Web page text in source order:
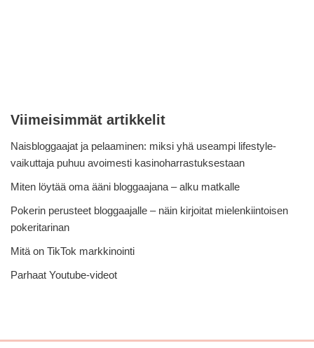
Viimeisimmät artikkelit
Naisbloggaajat ja pelaaminen: miksi yhä useampi lifestyle-
vaikuttaja puhuu avoimesti kasinoharrastuksestaan
Miten löytää oma ääni bloggaajana – alku matkalle
Pokerin perusteet bloggaajalle – näin kirjoitat mielenkiintoisen
pokeritarinan
Mitä on TikTok markkinointi
Parhaat Youtube-videot